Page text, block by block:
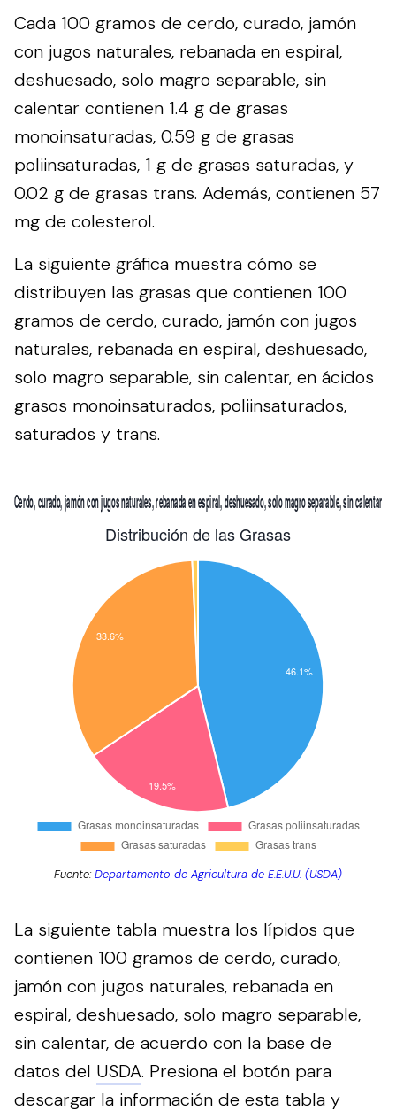
Cada 100 gramos de cerdo, curado, jamón
con jugos naturales, rebanada en espiral,
deshuesado, solo magro separable, sin
calentar contienen 1.4 g de grasas
monoinsaturadas, 0.59 g de grasas
poliinsaturadas, 1 g de grasas saturadas, y
0.02 g de grasas trans. Además, contienen 57
mg de colesterol.
La siguiente gráfica muestra cómo se
distribuyen las grasas que contienen 100
gramos de cerdo, curado, jamón con jugos
naturales, rebanada en espiral, deshuesado,
solo magro separable, sin calentar, en ácidos
grasos monoinsaturados, poliinsaturados,
saturados y trans.
Fuente:Departamento de Agricultura de E.E.U.U. (USDA)
La siguiente tabla muestra los lípidos que
contienen 100 gramos de cerdo, curado,
jamón con jugos naturales, rebanada en
espiral, deshuesado, solo magro separable,
sin calentar, de acuerdo con la base de
datos del USDA. Presiona el botón para
descargar la información de esta tabla y